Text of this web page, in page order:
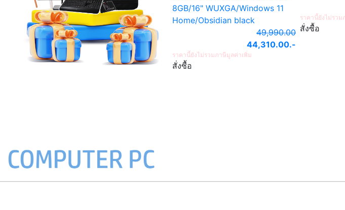
ราคานี้ยังไม่รวมภาษีมูลค่าเพิ่ม